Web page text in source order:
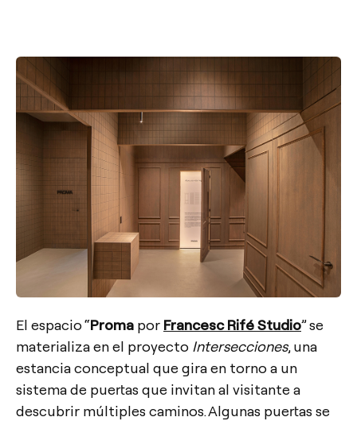
El espacio “Proma por Francesc Rifé Studio” se
materializa en el proyecto Intersecciones, una
estancia conceptual que gira en torno a un
sistema de puertas que invitan al visitante a
descubrir múltiples caminos. Algunas puertas se